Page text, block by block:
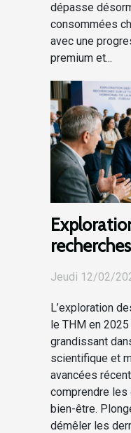
dépasse
consommées
avec une
premium et...
Jeudi 12/02/
L’exploration
le THM en
grandissant
scientifique et
avancées
comprendre les
bien-être.
démêler les